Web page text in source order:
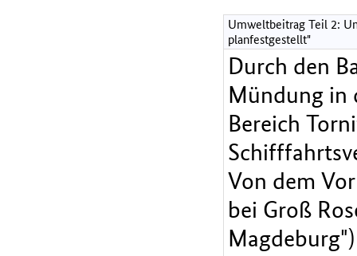
Umweltbeitrag Teil 2:
planfestgestellt"
Durch den
Mündung in
Bereich
Von dem
bei Groß